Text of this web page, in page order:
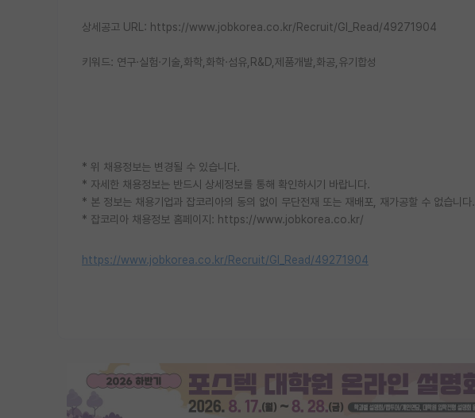
상세공고 URL: https://www.jobkorea.co.kr/Recruit/GI_Read/49271904
키워드: 연구·실험·기술,화학,화학·섬유,R&D,제품개발,화공,유기합성
* 위 채용정보는 변경될 수 있습니다.
* 자세한 채용정보는 반드시 상세정보를 통해 확인하시기 바랍니다.
* 본 정보는 채용기업과 잡코리아의 동의 없이 무단전재 또는 재배포, 재가공할 수 없습니다.
* 잡코리아 채용정보 홈페이지: https://www.jobkorea.co.kr/
https://www.jobkorea.co.kr/Recruit/GI_Read/49271904